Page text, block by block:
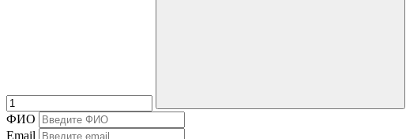
ФИО
Email